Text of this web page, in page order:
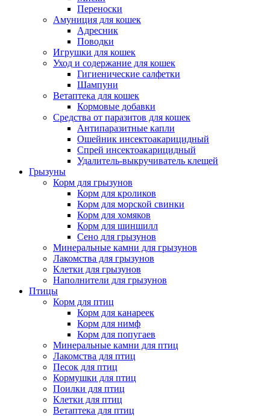
Переноски
Амуниция для кошек
Адресник
Поводки
Игрушки для кошек
Уход и содержание для кошек
Гигиенические салфетки
Шампуни
Ветаптека для кошек
Кормовые добавки
Средства от паразитов для кошек
Антипаразитные капли
Ошейник инсектоакарицидный
Спрей инсектоакарицидный
Удалитель-выкручиватель клещей
Грызуны
Корм для грызунов
Корм для кроликов
Корм для морской свинки
Корм для хомяков
Корм для шиншилл
Сено для грызунов
Минеральные камни для грызунов
Лакомства для грызунов
Клетки для грызунов
Наполнители для грызунов
Птицы
Корм для птиц
Корм для канареек
Корм для нимф
Корм для попугаев
Минеральные камни для птиц
Лакомства для птиц
Песок для птиц
Кормушки для птиц
Поилки для птиц
Клетки для птиц
Ветаптека для птиц